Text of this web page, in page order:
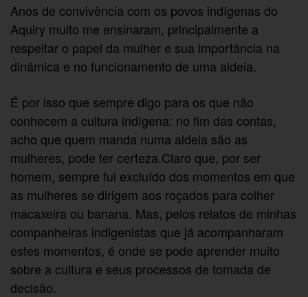
Anos de convivência com os povos indígenas do
Aquiry muito me ensinaram, principalmente a
respeitar o papel da mulher e sua importância na
dinâmica e no funcionamento de uma aldeia.
É por isso que sempre digo para os que não
conhecem a cultura indígena: no fim das contas,
acho que quem manda numa aldeia são as
mulheres, pode ter certeza.Claro que, por ser
homem, sempre fui excluído dos momentos em que
as mulheres se dirigem aos roçados para colher
macaxeira ou banana. Mas, pelos relatos de minhas
companheiras indigenistas que já acompanharam
estes momentos, é onde se pode aprender muito
sobre a cultura e seus processos de tomada de
decisão.